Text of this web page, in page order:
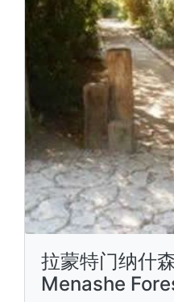
拉蒙特门纳什
Menashe